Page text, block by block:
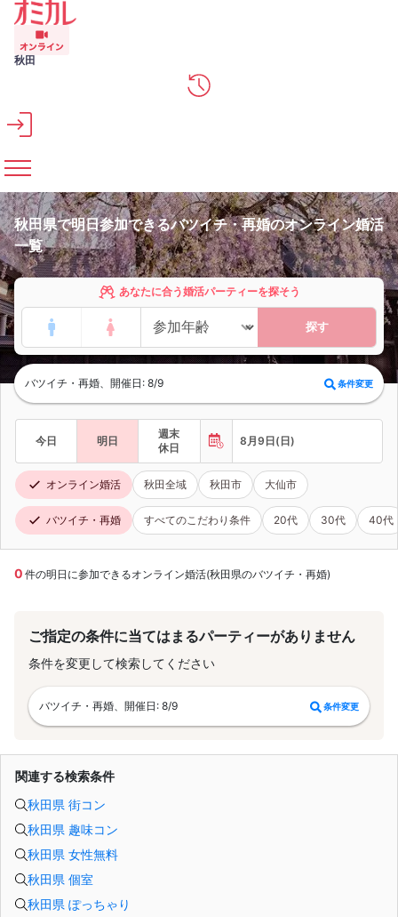
メインコンテンツへスキップ
秋田
秋田県で明日参加できるバツイチ・再婚のオンライン婚活
一覧
あなたに合う婚活パーティーを探そう
探す
バツイチ・再婚、開催日: 8/9 条件変更
今日 明日
週末
休日
8月9日(日)
オンライン婚活 秋田全域 秋田市 大仙市
バツイチ・再婚 すべてのこだわり条件 20代 30代 40代
0 件の明日に参加できるオンライン婚活(秋田県のバツイチ・再婚)
ご指定の条件に当てはまるパーティーがありません
条件を変更して検索してください
バツイチ・再婚、開催日: 8/9 条件変更
関連する検索条件
秋田県 街コン
秋田県 趣味コン
秋田県 女性無料
秋田県 個室
秋田県 ぽっちゃり